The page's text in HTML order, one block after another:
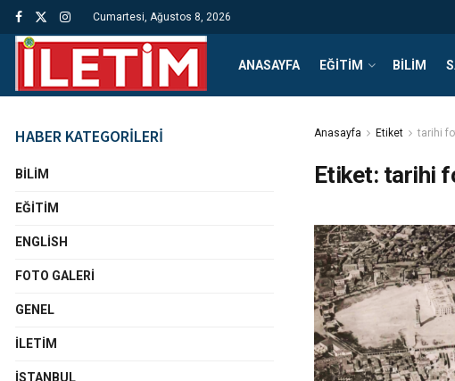
Cumartesi, Ağustos 8, 2026
ANASAYFA EĞITIM BILIM
Anasayfa Etiket tarihi
Etiket: tarihi
HABER KATEGORİLERİ
BILIM
EĞITIM
ENGLISH
FOTO GALERI
GENEL
İLETIM
İSTANBUL